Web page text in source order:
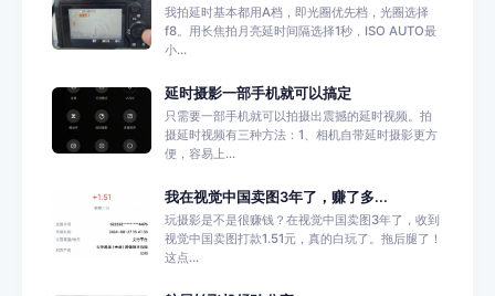
我拍延时基本都用A档，即光圈优先档，光圈选择
f8。用长焦拍月亮延时间隔选择1秒，ISO AUTO最
小...
延时摄影一部手机就可以搞定
只需要一部手机就可以拍摄出震撼的延时视频。拍
摄延时视频有三种方法：1、相机自带延时摄影更方
便，容易上...
我在视觉中国卖图3年了，赚了多...
玩摄影是不是很赚钱？在视觉中国卖图3年了，收到
视觉中国卖图打款1.51元，真的白玩了。拖后腿了！
这点...